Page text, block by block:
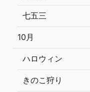
七五三
10月
ハロウィン
きのこ狩り